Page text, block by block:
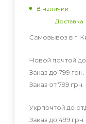
В наличии
Доставка
Самовывоз в г.
Новой почтой
Заказ до 799 грн.
Заказ от 799 грн.
Укрпочтой до
Заказ до 499 грн.